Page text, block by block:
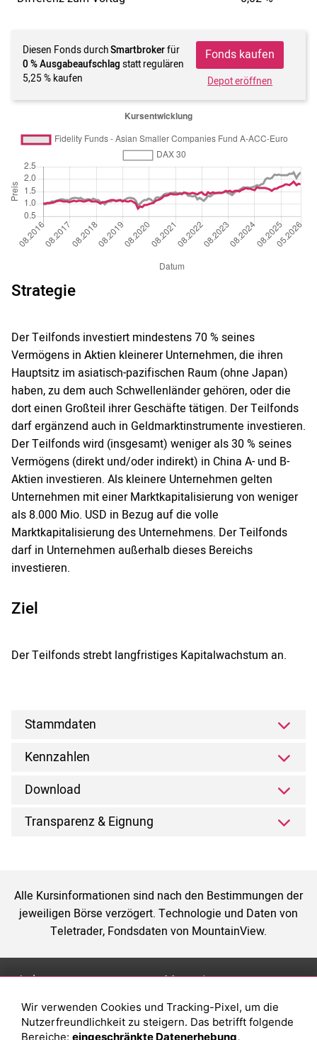
Diesen Fonds durchSmartbrokerfür
0 % Ausgabeaufschlag statt regulären
5,25 % kaufen
Fonds kaufen
Depot eröffnen
Strategie
Der Teilfonds investiert mindestens 70 % seines
Vermögens in Aktien kleinerer Unternehmen, die ihren
Hauptsitz im asiatisch-pazifischen Raum (ohne Japan)
haben, zu dem auch Schwellenländer gehören, oder die
dort einen Großteil ihrer Geschäfte tätigen. Der Teilfonds
darf ergänzend auch in Geldmarktinstrumente investieren.
Der Teilfonds wird (insgesamt) weniger als 30 % seines
Vermögens (direkt und/oder indirekt) in China A- und B-
Aktien investieren. Als kleinere Unternehmen gelten
Unternehmen mit einer Marktkapitalisierung von weniger
als 8.000 Mio. USD in Bezug auf die volle
Marktkapitalisierung des Unternehmens. Der Teilfonds
darf in Unternehmen außerhalb dieses Bereichs
investieren.
Ziel
Der Teilfonds strebt langfristiges Kapitalwachstum an.
Stammdaten
Kennzahlen
Download
Transparenz & Eignung
Alle Kursinformationen sind nach den Bestimmungen der
jeweiligen Börse verzögert. Technologie und Daten von
Teletrader, Fondsdaten von MountainView.
Anlage
Depot eröffnen
Depot vergleichen
Magazin
Was sind sind ETFs?
Sparplan Vorteile
Wir verwenden Cookies und Tracking-Pixel, um die
Nutzerfreundlichkeit zu steigern. Das betrifft folgende
Bereiche: eingeschränkte Datenerhebung,